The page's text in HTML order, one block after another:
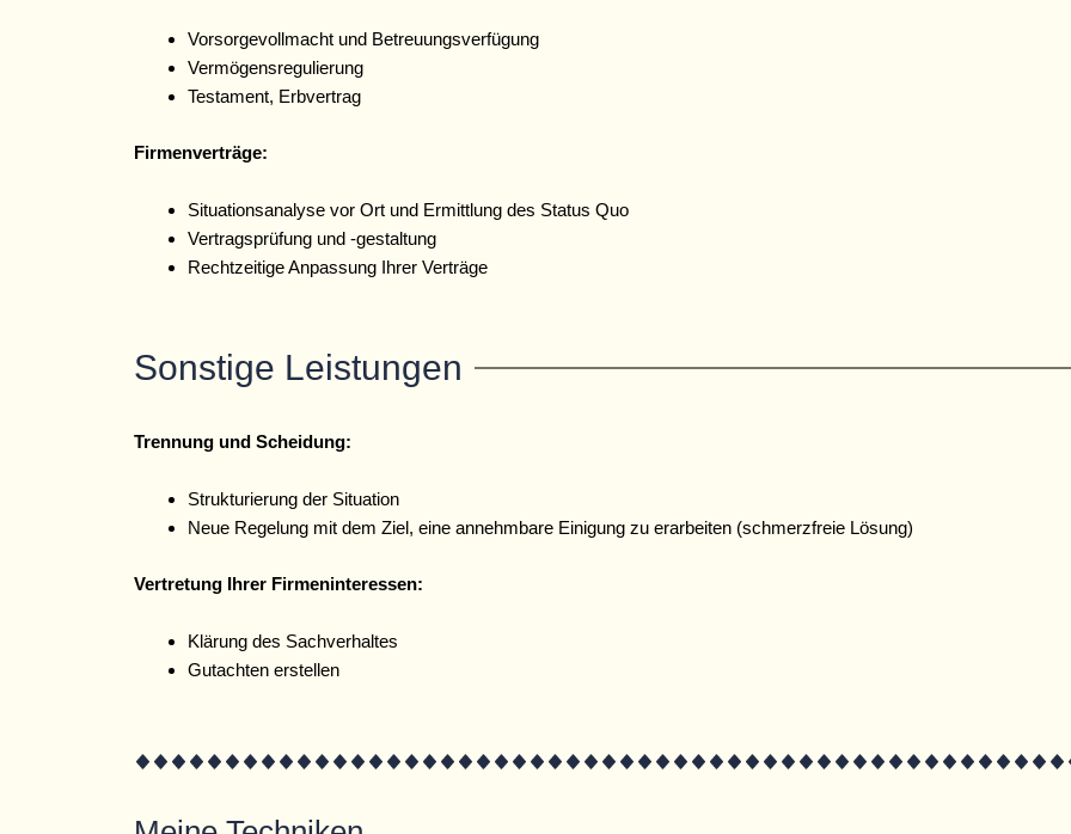
Vorsorgevollmacht und Betreuungsverfügung
Vermögensregulierung
Testament, Erbvertrag
Firmenverträge:
Situationsanalyse vor Ort und Ermittlung des Status Quo
Vertragsprüfung und -gestaltung
Rechtzeitige Anpassung Ihrer Verträge
Sonstige Leistungen
Trennung und Scheidung:
Strukturierung der Situation
Neue Regelung mit dem Ziel, eine annehmbare Einigung zu erarbeiten (schmerzfreie Lösung)
Vertretung Ihrer Firmeninteressen:
Klärung des Sachverhaltes
Gutachten erstellen